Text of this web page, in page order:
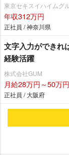
東京セキスイハイムグ
年収312万円
正社員 / 神奈川県
文字入力ができれ
経験活躍
株式会社GUM
月給28万円～50万円
正社員 / 大阪府